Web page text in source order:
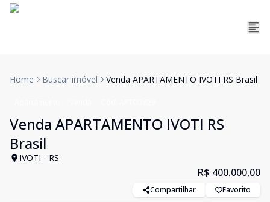
Home Buscar imóvel Venda APARTAMENTO IVOTI RS Brasil
Venda APARTAMENTO IVOTI RS
Brasil
IVOTI - RS
R$ 400.000,00
Compartilhar Favorito